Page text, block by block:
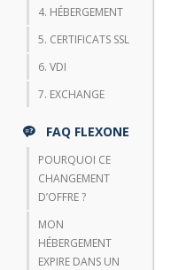
4. HÉBERGEMENT
5. CERTIFICATS SSL
6. VDI
7. EXCHANGE
FAQ FLEXONE
POURQUOI CE
CHANGEMENT
D’OFFRE ?
MON
HÉBERGEMENT
EXPIRE DANS UN